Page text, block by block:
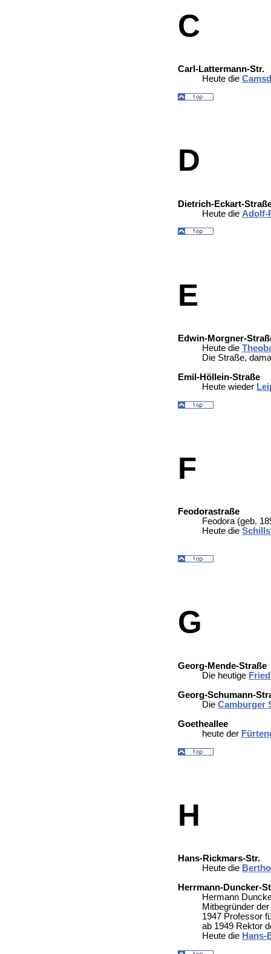
C
Carl-Lattermann-Str.
Heute die
D
Dietrich-Eckart-
Heute die Adolf-
E
Edwin-Morgner-
Heute die
Die Straße,
Emil-Höllein-Straße
Heute wieder
F
Feodorastraße
Feodora (geb.
Heute die
G
Georg-Mende-Straße
Die heutige
Georg-Schumann-
Die Camburger
Goetheallee
heute der
H
Hans-Rickmars-Str.
Heute die
Herrmann-Duncker-
Hermann
Mitbegründer
1947 Professor
ab 1949 Rektor
Heute die Hans-